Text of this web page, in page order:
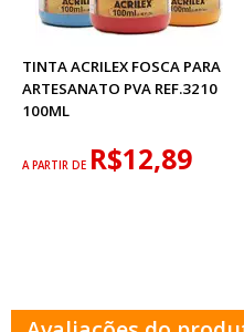
TINTA ACRILEX FOSCA PARA
ARTESANATO PVA REF.3210
100ML
A PARTIR DE R$12,89